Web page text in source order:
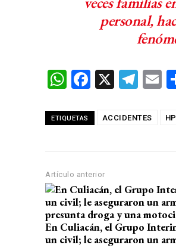
personal,
W
at
p
p
F
ce
o
k
X
T
e
E
ETIQUETAS ACCIDENTES
Artículo anterior
En Culiacán, el Grupo
un civil; le aseguraron un